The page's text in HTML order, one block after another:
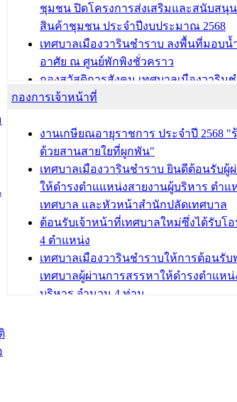
ชุมชน ปิดโครงการส่งเสริมและสนับสนุ
สินค้าชุมชน ประจำปีงบประมาณ 2568
เทศบาลเมืองวารินชำราบ ลงพื้นที่มอบ
อาศัย ณ ศูนย์พักพิงชั่วคราว
กองสวัสดิการสังคม เทศบาลเมืองวาริน
โครงการอบรมอาชีพระยะสั้น ประจำปี
บทความ อื่นๆ ...
กองการเจ้าหน้าที่
งานเกษียณอายุราชการ ประจำปี 2568 "
ด้วยสานสายใยที่ผูกพัน"
เทศบาลเมืองวารินชำราบ ยินดีต้อนรับผู้
ให้ดำรงตำแแหน่งสายงานผู้บริหาร ตำแ
เทศบาล และหัวหน้าสำนักปลัดเทศบาล
ต้อนรับเจ้าหน้าที่เทศบาลใหม่ซึ่งได้รับโ
4 ตำแหน่ง
เทศบาลเมืองวารินชำราบให้การต้อนรั
เทศบาลผู้ผ่านการสรรหาให้ดำรงตำแหน่
บริหาร จำนวน 4 ท่าน